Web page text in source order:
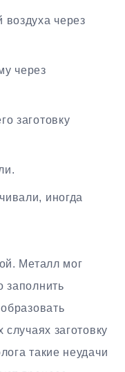
воздуха через
через
заготовку
иногда
Металл мог
заполнить
заготовку
такие неудачи